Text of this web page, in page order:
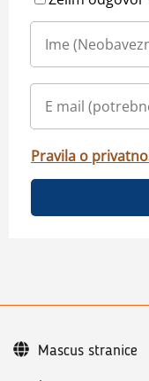
Pravila o
Mascus stranice